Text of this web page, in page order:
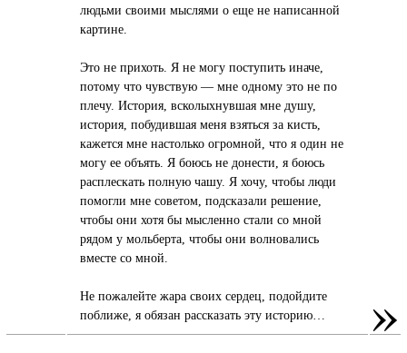
людьми своими мыслями о еще не написанной
картине.
Это не прихоть. Я не могу поступить иначе,
потому что чувствую — мне одному это не по
плечу. История, всколыхнувшая мне душу,
история, побудившая меня взяться за кисть,
кажется мне настолько огромной, что я один не
могу ее объять. Я боюсь не донести, я боюсь
расплескать полную чашу. Я хочу, чтобы люди
помогли мне советом, подсказали решение,
чтобы они хотя бы мысленно стали со мной
рядом у мольберта, чтобы они волновались
вместе со мной.
Не пожалейте жара своих сердец, подойдите
поближе, я обязан рассказать эту историю…
»